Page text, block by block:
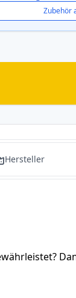
Zubehör
Hersteller